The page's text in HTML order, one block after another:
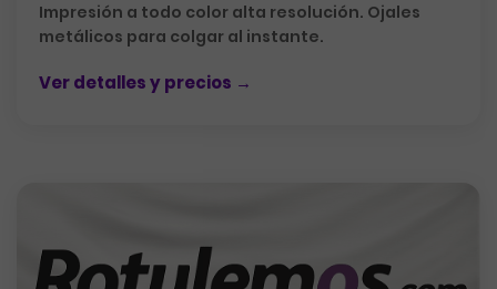
Impresión a todo color alta resolución. Ojales
metálicos para colgar al instante.
Ver detalles y precios →